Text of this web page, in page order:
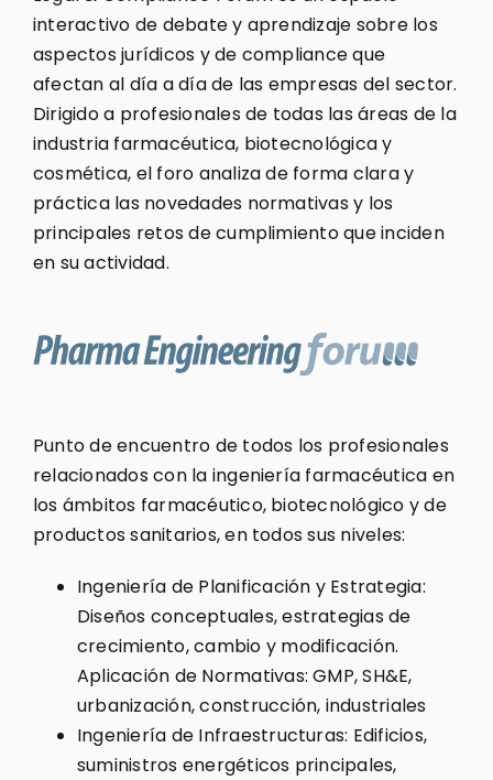
interactivo de debate y aprendizaje sobre los
aspectos jurídicos y de compliance que
afectan al día a día de las empresas del sector.
Dirigido a profesionales de todas las áreas de la
industria farmacéutica, biotecnológica y
cosmética, el foro analiza de forma clara y
práctica las novedades normativas y los
principales retos de cumplimiento que inciden
en su actividad.
Punto de encuentro de todos los profesionales
relacionados con la ingeniería farmacéutica en
los ámbitos farmacéutico, biotecnológico y de
productos sanitarios, en todos sus niveles:
Ingeniería de Planificación y Estrategia:
Diseños conceptuales, estrategias de
crecimiento, cambio y modificación.
Aplicación de Normativas: GMP, SH&E,
urbanización, construcción, industriales
Ingeniería de Infraestructuras: Edificios,
suministros energéticos principales,